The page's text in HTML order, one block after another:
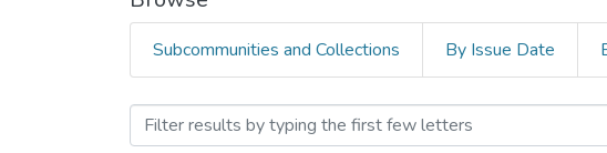
Subcommunities and Collections By Issue Date
Browsing Мовний простір by